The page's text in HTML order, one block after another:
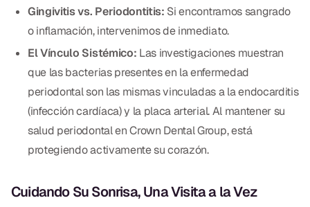
Gingivitis vs. Periodontitis: Si encontramos sangrado
o inflamación, intervenimos de inmediato.
El Vínculo Sistémico: Las investigaciones muestran
que las bacterias presentes en la enfermedad
periodontal son las mismas vinculadas a la endocarditis
(infección cardíaca) y la placa arterial. Al mantener su
salud periodontal en Crown Dental Group, está
protegiendo activamente su corazón.
Cuidando Su Sonrisa, Una Visita a la Vez